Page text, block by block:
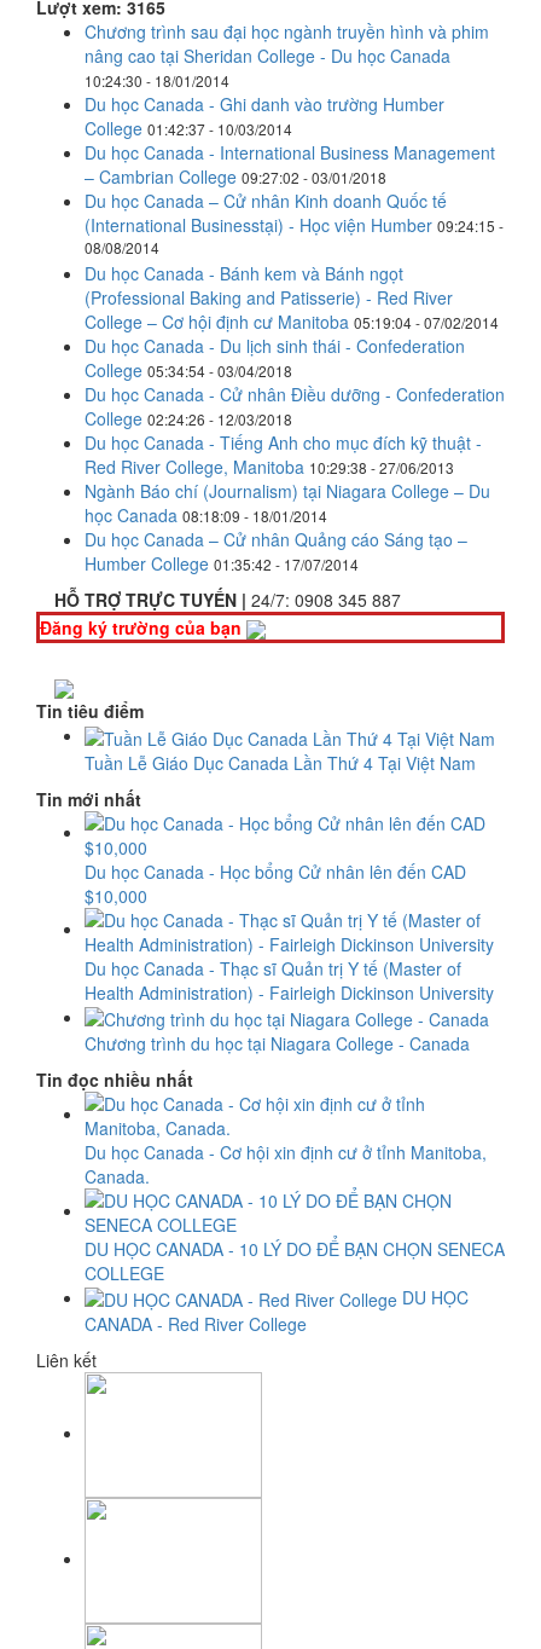
Lượt xem: 3165
Chương trình sau đại học ngành truyền hình và phim
nâng cao tại Sheridan College - Du học Canada
10:24:30 - 18/01/2014
Du học Canada - Ghi danh vào trường Humber
College 01:42:37 - 10/03/2014
Du học Canada - International Business Management
– Cambrian College 09:27:02 - 03/01/2018
Du học Canada – Cử nhân Kinh doanh Quốc tế
(International Businesstại) - Học viện Humber 09:24:15 -
08/08/2014
Du học Canada - Bánh kem và Bánh ngọt
(Professional Baking and Patisserie) - Red River
College – Cơ hội định cư Manitoba 05:19:04 - 07/02/2014
Du học Canada - Du lịch sinh thái - Confederation
College 05:34:54 - 03/04/2018
Du học Canada - Cử nhân Điều dưỡng - Confederation
College 02:24:26 - 12/03/2018
Du học Canada - Tiếng Anh cho mục đích kỹ thuật -
Red River College, Manitoba 10:29:38 - 27/06/2013
Ngành Báo chí (Journalism) tại Niagara College – Du
học Canada 08:18:09 - 18/01/2014
Du học Canada – Cử nhân Quảng cáo Sáng tạo –
Humber College 01:35:42 - 17/07/2014
HỖ TRỢ TRỰC TUYẾN | 24/7: 0908 345 887
Đăng ký trường của bạn
Tin tiêu điểm
Tuần Lễ Giáo Dục Canada Lần Thứ 4 Tại Việt Nam
Tin mới nhất
Du học Canada - Học bổng Cử nhân lên đến CAD
$10,000
Du học Canada - Thạc sĩ Quản trị Y tế (Master of
Health Administration) - Fairleigh Dickinson University
Chương trình du học tại Niagara College - Canada
Tin đọc nhiều nhất
Du học Canada - Cơ hội xin định cư ở tỉnh Manitoba,
Canada.
DU HỌC CANADA - 10 LÝ DO ĐỂ BẠN CHỌN SENECA
COLLEGE
DU HỌC
CANADA - Red River College
Liên kết